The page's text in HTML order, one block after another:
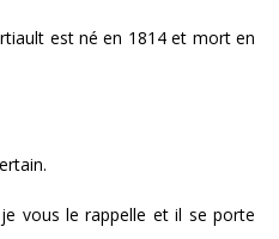
est né en 1814 et mort en
vous le rappelle et il se porte